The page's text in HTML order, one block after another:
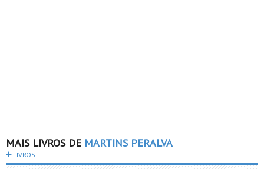
MAIS LIVROS DE MARTINS PERALVA
LIVROS